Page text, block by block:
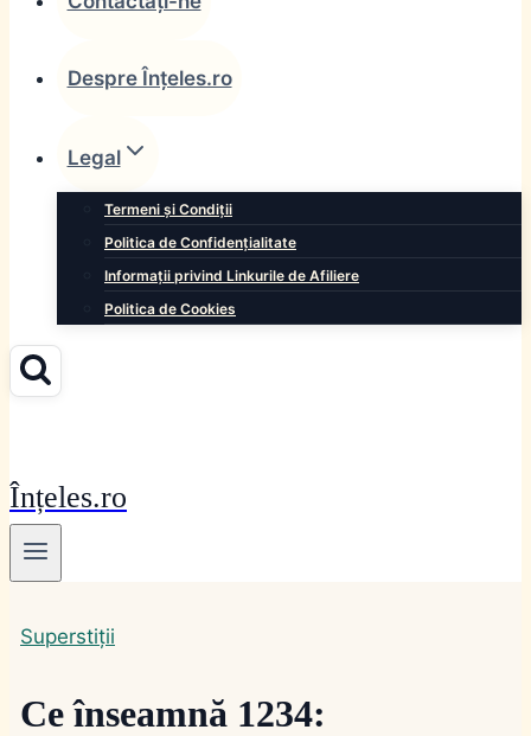
Despre Înțeles.ro
Legal
Termeni și Condiții
Politica de Confidențialitate
Informații privind Linkurile de Afiliere
Politica de Cookies
Înțeles.ro
Superstiții
Ce înseamnă 1234: